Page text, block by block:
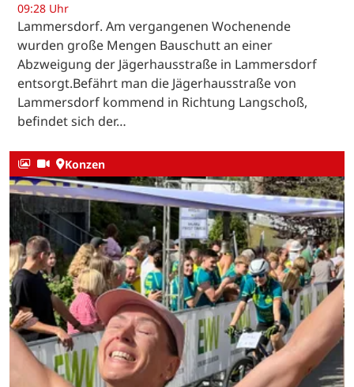
09:28 Uhr
Lammersdorf. Am vergangenen Wochenende
wurden große Mengen Bauschutt an einer
Abzweigung der Jägerhausstraße in Lammersdorf
entsorgt.Befährt man die Jägerhausstraße von
Lammersdorf kommend in Richtung Langschoß,
befindet sich der…
Konzen